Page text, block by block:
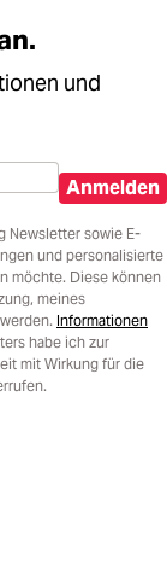
und
Anmelden
Newsletter sowie E-
und personalisierte
möchte. Diese können
meines
Informationen
habe ich zur
mit Wirkung für die